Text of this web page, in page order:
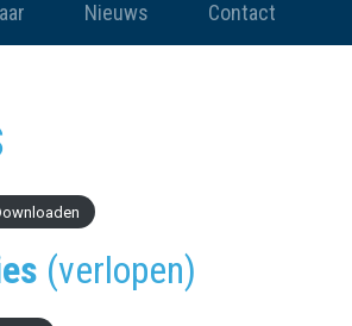
Nieuws Contact
(verlopen)